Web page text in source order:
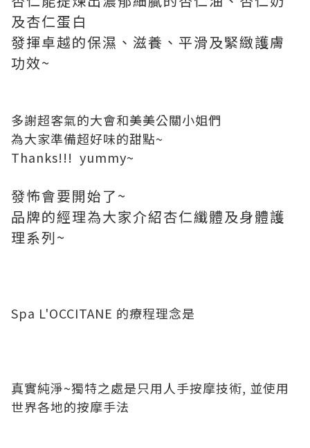
及杏仁蛋白
發揮卓越的保濕、滋養、平滑及緊緻護膚
功效~
多謝超客氣的大會和美美公關小姐們
為大家準備超好味的甜點~
Thanks!!! yummy~
發怖會要開始了~
品牌的經理為大家介紹杏仁纖體及身體護
理系列~
Spa L'OCCITANE 的療程理念是
真實純淨~獨特之處是只用人手按摩技術, 並使用
世界各地的按摩手法